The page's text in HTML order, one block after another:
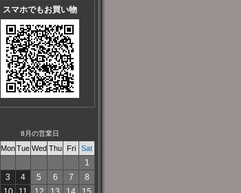
スマホでもお買い物
8月の営業日
MonTue Wed Thu Fri Sat
1
3 4 5 6 7
8